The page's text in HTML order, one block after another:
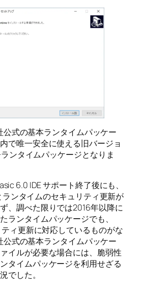
式の基本ランタイムパッケー
で唯一安全に使える旧バージョ
ンタイムパッケージとなりま
6.0 IDE サポート終了後にも、
ンタイムのセキュリティ更新が
、調べた限りでは2016年以降に
ランタイムパッケージでも、
ィ更新に対応しているものがな
式の基本ランタイムパッケー
イルが必要な場合には、脆弱性
タイムパッケージを利用せざる
でした。